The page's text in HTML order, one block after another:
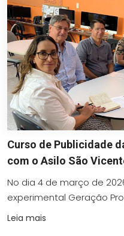
Curso de Publicidade
com o Asilo São
No dia 4 de março de
experimental Geração
Leia mais